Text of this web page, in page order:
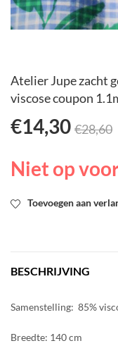
Atelier Jupe zacht
viscose coupon
€14,30 €28,60
Niet op
Toevoegen aan
BESCHRIJVING
Samenstelling: 85%
Breedte: 140 cm